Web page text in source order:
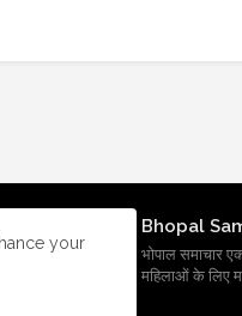
Bhopal
भोपाल समाचार एक
महिलाओं के लिए
your